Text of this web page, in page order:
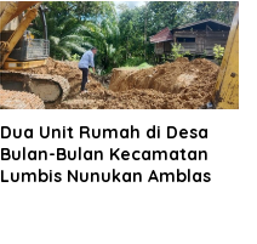
Dua Unit Rumah di Desa
Bulan-Bulan Kecamatan
Lumbis Nunukan Amblas